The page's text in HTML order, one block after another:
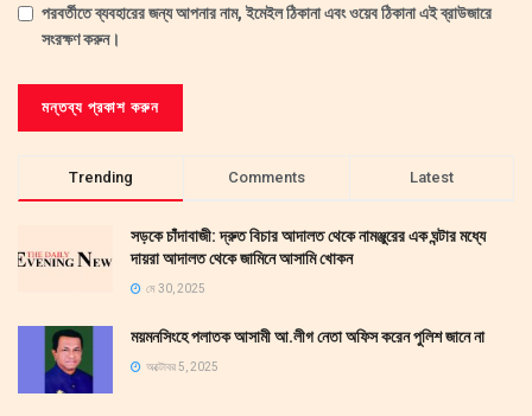
পরবর্তীতে ব্যবহারের জন্য আপনার নাম, ইমেইল ঠিকানা এবং ওয়েব ঠিকানা এই ব্রাউজারে
সংরক্ষণ করুন।
Trending Comments Latest
সড়কে চাঁদাবাজী: দ্রুত বিচার আদালত থেকে নামঞ্জুরের এক ঘন্টার মধ্যে
দায়রা আদালত থেকে জামিনে আসামি খোকন
মে 30, 2025
ময়মনসিংহে পলাতক আসামী আ.লীগ নেতা অফিস করেন পুলিশ জানে না
অক্টোবর 5, 2025